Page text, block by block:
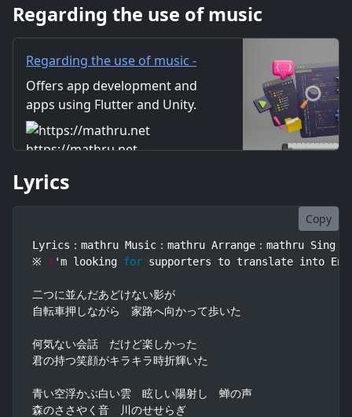
目がクラクラして 長いこの畦道
が一瞬に思えた Oh I am tee
Regarding the use of music
Regarding the use of music -
mathru.net | App
Development with Flutter,
Unity/Music and Video
Production/Material
Distribution
Offers app development and
apps using Flutter and Unity.
Includes information on music
and videos created by the
images and video materials.
We also accept orders for
https://mathru.net
Lyrics
Copy
Lyrics：mathru Music：mathru Arrange：mathru Sing：
※ I 'm looking for supporters to translate into
二つに並んだあどけない影が
自転車押しながら　家路へ向かって歩いた
何気ない会話　だけど楽しかった
君の持つ笑顔がキラキラ時折輝いた
青い空浮かぶ白い雲　眩しい陽射し　蝉の声
森のささやく音　川のせせらぎ